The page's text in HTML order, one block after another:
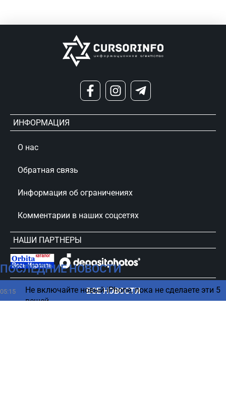
ПОСЛЕДНИЕ НОВОСТИ
05:15
Не включайте новый iPhone, пока не сделаете эти 5
вещей
ВСЕ НОВОСТИ
ИНФОРМАЦИЯ
О нас
Обратная связь
Информация об ограничениях
Комментарии в наших соцсетях
НАШИ ПАРТНЕРЫ
сursorinfo.co.il © Все права защищены